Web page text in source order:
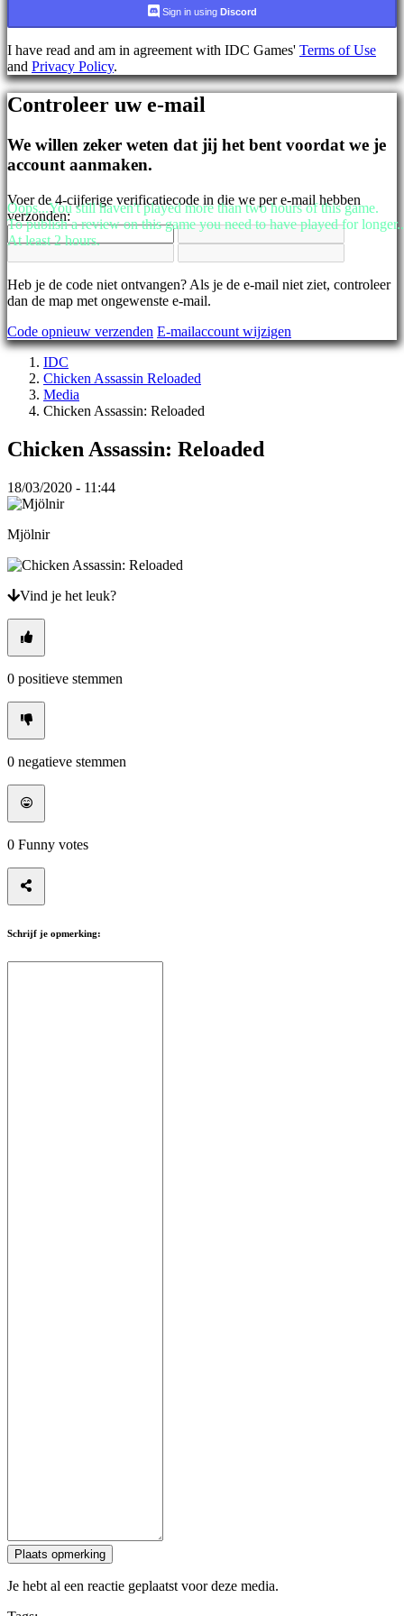
BS
DA
DE
EL
EN
FI
FR
HR
JA
KO
NL
NO
PL
PT
RO
SR
SV
game
De
Gameplay
In-
game
evenementen
Media
Forums
Sign in using Discord
I have read and am in agreement with IDC Games' Terms of Use
and Privacy Policy.
Controleer uw e-mail
We willen zeker weten dat jij het bent voordat we je
account aanmaken.
Voer de 4-cijferige verificatiecode in die we per e-mail hebben
verzonden:
Heb je de code niet ontvangen? Als je de e-mail niet ziet, controleer
dan de map met ongewenste e-mail.
Code opnieuw verzenden E-mailaccount wijzigen
IDC
Chicken Assassin Reloaded
Media
Chicken Assassin: Reloaded
Chicken Assassin: Reloaded
18/03/2020 - 11:44
Mjölnir
Vind je het leuk?
0 positieve stemmen
0 negatieve stemmen
0 Funny votes
Schrijf je opmerking:
Plaats opmerking
Oops...You still haven't played more than two hours of this game.
To publish a review on this game you need to have played for
At least 2 hours.
Je hebt al een reactie geplaatst voor deze media.